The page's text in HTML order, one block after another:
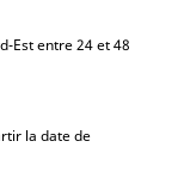
Est entre 24 et 48
la date de